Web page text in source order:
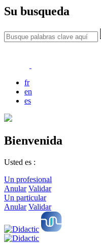
Su busqueda
fr
en
es
Bienvenida
Usted es :
Un profesional
Anular Validar
Un particular
Anular Validar